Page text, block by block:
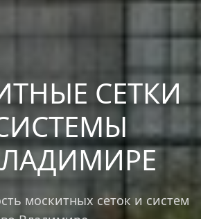
СЕТКИ
москитных сеток и систем